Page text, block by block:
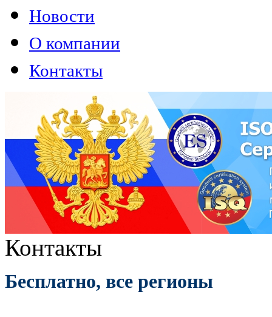
Новости
О компании
Контакты
Контакты
Бесплатно, все регионы